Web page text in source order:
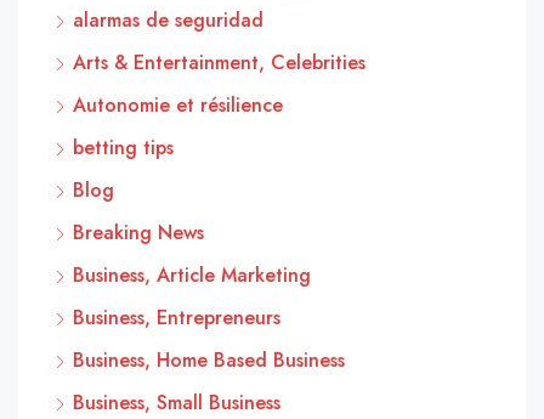
alarmas de seguridad
Arts & Entertainment, Celebrities
Autonomie et résilience
betting tips
Blog
Breaking News
Business, Article Marketing
Business, Entrepreneurs
Business, Home Based Business
Business, Small Business